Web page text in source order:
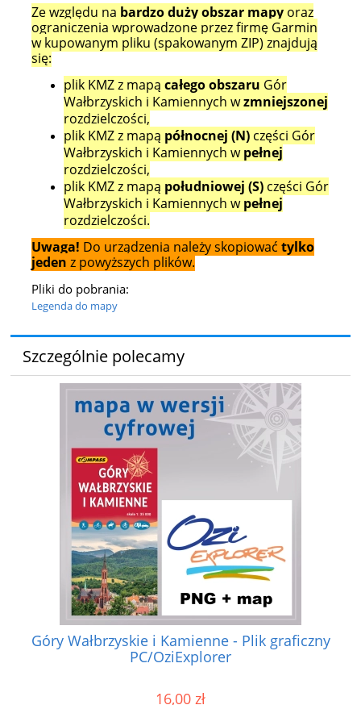
Ze względu na bardzo duży obszar mapy oraz
ograniczenia wprowadzone przez firmę Garmin
w kupowanym pliku (spakowanym ZIP) znajdują
się:
plik KMZ z mapą całego obszaru Gór
Wałbrzyskich i Kamiennych wzmniejszonej
rozdzielczości,
plik KMZ z mapą północnej (N) części Gór
Wałbrzyskich i Kamiennych wpełnej
rozdzielczości,
plik KMZ z mapą południowej (S) części Gór
Wałbrzyskich i Kamiennych wpełnej
rozdzielczości.
Uwaga! Do urządzenia należy skopiować tylko
jeden z powyższych plików.
Pliki do pobrania:
Legenda do mapy
Szczególnie polecamy
Góry Wałbrzyskie i Kamienne - Plik graficzny
PC/OziExplorer
16,00 zł